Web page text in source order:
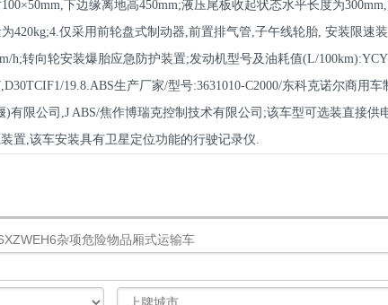
下边缘离地高450mm;液压尾板收起状态水平长度为
420kg;4.仅采用前轮盘式制动器,前置排气管,子午线轮胎, 安装限速装
h;转向轮安装爆胎应急防护装置;发动机型号及油耗值(L/
19.8.ABS生产厂家/型号:3631010-C2000/东科克诺尔商用车
)有限公司,J ABS/焦作博瑞克控制技术有限公司;该车型可选装直接供
置,该车安装具有卫星定位功能的行驶记录仪.
杂项危险物品厢式运输车